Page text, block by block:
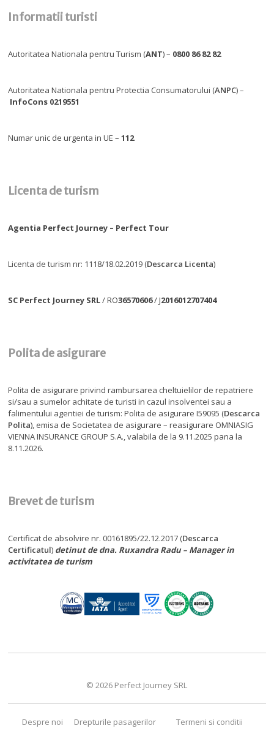
Informatii turisti
Autoritatea Nationala pentru Turism (ANT) – 0800 86 82 82
Autoritatea Nationala pentru Protectia Consumatorului (ANPC) –
InfoCons 0219551
Numar unic de urgenta in UE –112
Licenta de turism
Agentia Perfect Journey – Perfect Tour
Licenta de turism nr: 1118/18.02.2019 (Descarca Licenta)
SC Perfect Journey SRL/ RO36570606/ J2016012707404
Polita de asigurare
Polita de asigurare privind rambursarea cheltuielilor de repatriere
si/sau a sumelor achitate de turisti in cazul insolventei sau a
falimentului agentiei de turism: Polita de asigurare I59095 (Descarca
Polita), emisa de Societatea de asigurare – reasigurare OMNIASIG
VIENNA INSURANCE GROUP S.A., valabila de la 9.11.2025 pana la
8.11.2026.
Brevet de turism
Certificat de absolvire nr. 00161895/22.12.2017 (Descarca
Certificatul) detinut de dna. Ruxandra Radu – Manager in
activitatea de turism
© 2026 Perfect Journey SRL
Despre noi Drepturile pasagerilor Termeni si conditii